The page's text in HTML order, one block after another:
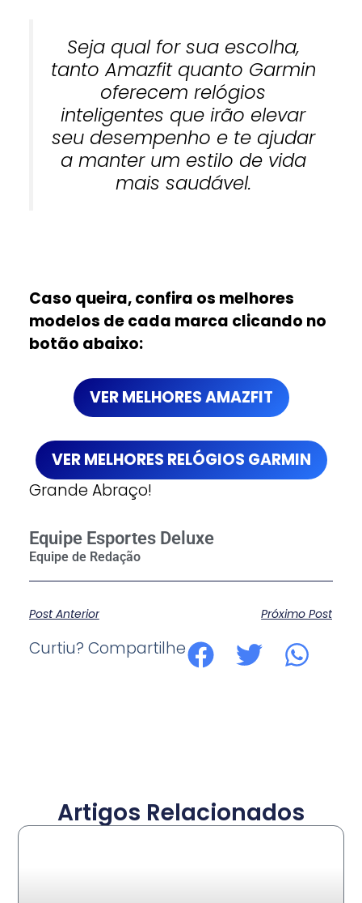
Seja qual for sua escolha,
tanto Amazfit quanto Garmin
oferecem relógios
inteligentes que irão elevar
seu desempenho e te ajudar
a manter um estilo de vida
mais saudável.
Caso queira, confira os melhores
modelos de cada marca clicando no
botão abaixo:
VER MELHORES AMAZFIT
VER MELHORES RELÓGIOS GARMIN
Grande Abraço!
Equipe Esportes Deluxe
Post Anterior Próximo Post
Curtiu? Compartilhe
Artigos Relacionados